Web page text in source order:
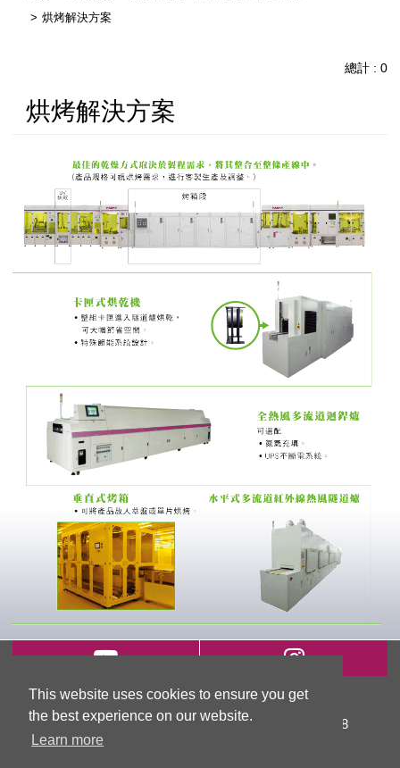
This website uses cookies to ensure you get
the best experience on our website.
Learn more
烘烤解決方案
總計 : 0
烘烤解決方案
新北市五股區五權七路66號 (新北產業園區)
TEL: +886-2-2299-3866
FAX: +886-2-2299-3868